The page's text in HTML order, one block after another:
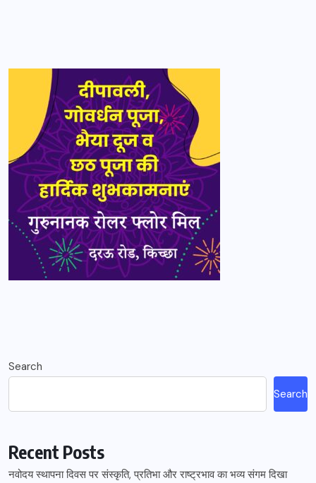
Search
Search
Recent Posts
नवोदय स्थापना दिवस पर संस्कृति, प्रतिभा और राष्ट्रभाव का भव्य संगम दिखा